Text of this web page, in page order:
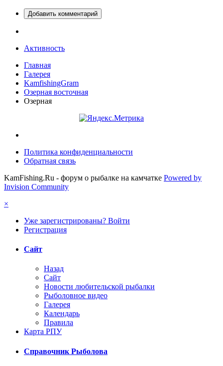
Добавить комментарий
Активность
Главная
Галерея
KamfishingGram
Озерная восточная
Озерная
Политика конфиденциальности
Обратная связь
KamFishing.Ru - форум о рыбалке на камчатке Powered by
Invision Community
×
Уже зарегистрированы? Войти
Регистрация
Сайт
Назад
Сайт
Новости любительской рыбалки
Рыболовное видео
Галерея
Календарь
Правила
Карта РПУ
Справочник Рыболова